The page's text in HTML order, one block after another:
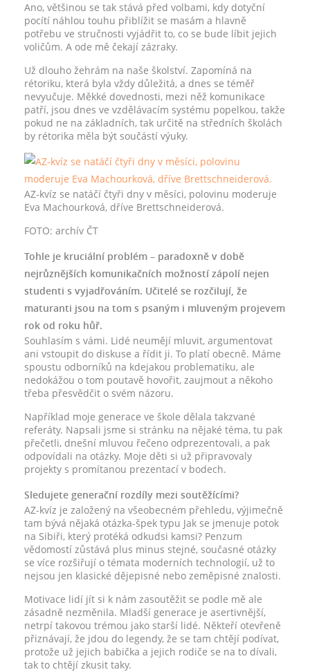
Ano, většinou se tak stává před volbami, kdy dotyční
pocítí náhlou touhu přiblížit se masám a hlavně
potřebu ve stručnosti vyjádřit to, co se bude líbit jejich
voličům. A ode mě čekají zázraky.
Už dlouho žehrám na naše školství. Zapomíná na
rétoriku, která byla vždy důležitá, a dnes se téměř
nevyučuje. Měkké dovednosti, mezi něž komunikace
patří, jsou dnes ve vzdělávacím systému popelkou, takže
pokud ne na základních, tak určitě na středních školách
by rétorika měla být součástí výuky.
AZ-kvíz se natáčí čtyři dny v měsíci, polovinu moderuje
Eva Machourková, dříve Brettschneiderová.
FOTO: archív ČT
Tohle je kruciální problém – paradoxně v době
nejrůznějších komunikačních možností zápolí nejen
studenti s vyjadřováním. Učitelé se rozčilují, že
maturanti jsou na tom s psaným i mluveným projevem
rok od roku hůř.
Souhlasím s vámi. Lidé neumějí mluvit, argumentovat
ani vstoupit do diskuse a řídit ji. To platí obecně. Máme
spoustu odborníků na kdejakou problematiku, ale
nedokážou o tom poutavě hovořit, zaujmout a někoho
třeba přesvědčit o svém názoru.
Například moje generace ve škole dělala takzvané
referáty. Napsali jsme si stránku na nějaké téma, tu pak
přečetli, dnešní mluvou řečeno odprezentovali, a pak
odpovídali na otázky. Moje děti si už připravovaly
projekty s promítanou prezentací v bodech.
Sledujete generační rozdíly mezi soutěžícími?
AZ-kvíz je založený na všeobecném přehledu, výjimečně
tam bývá nějaká otázka-špek typu Jak se jmenuje potok
na Sibiři, který protéká odkudsi kamsi? Penzum
vědomostí zůstává plus minus stejné, současné otázky
se více rozšiřují o témata moderních technologií, už to
nejsou jen klasické dějepisné nebo zeměpisné znalosti.
Motivace lidí jít si k nám zasoutěžit se podle mě ale
zásadně nezměnila. Mladší generace je asertivnější,
netrpí takovou trémou jako starší lidé. Někteří otevřeně
přiznávají, že jdou do legendy, že se tam chtějí podívat,
protože už jejich babička a jejich rodiče se na to dívali,
tak to chtějí zkusit taky.